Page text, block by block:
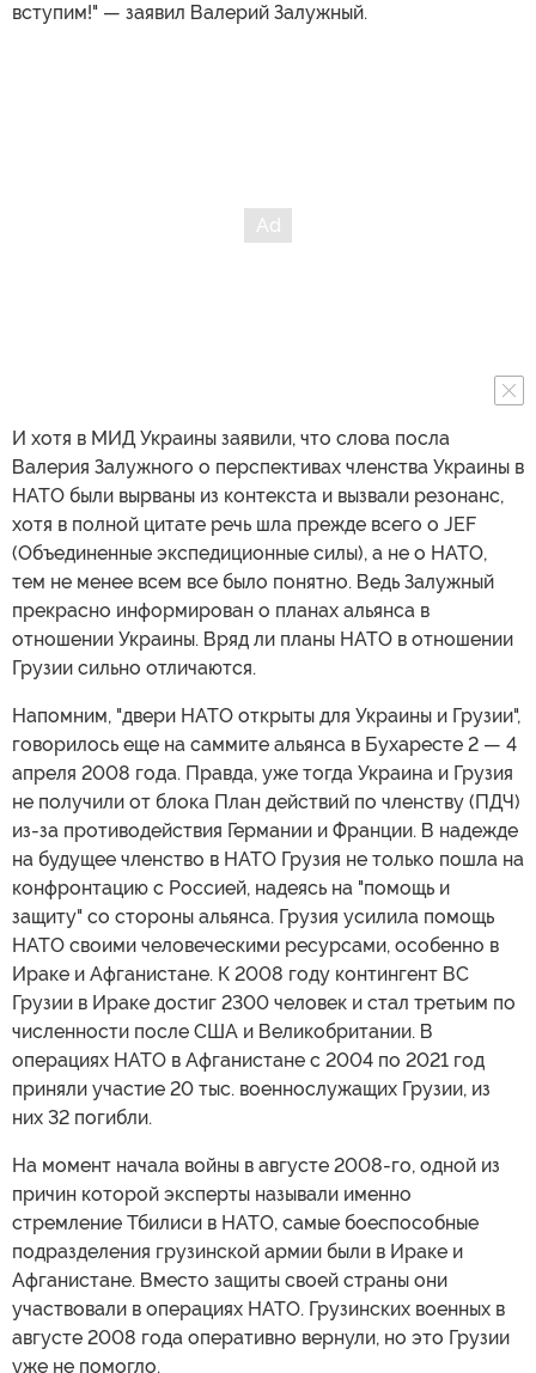
вступим!" — заявил Валерий Залужный.
И хотя в МИД Украины заявили, что слова посла
Валерия Залужного о перспективах членства Украины в
НАТО были вырваны из контекста и вызвали резонанс,
хотя в полной цитате речь шла прежде всего о JEF
(Объединенные экспедиционные силы), а не о НАТО,
тем не менее всем все было понятно. Ведь Залужный
прекрасно информирован о планах альянса в
отношении Украины. Вряд ли планы НАТО в отношении
Грузии сильно отличаются.
Напомним, "двери НАТО открыты для Украины и Грузии",
говорилось еще на саммите альянса в Бухаресте 2 — 4
апреля 2008 года. Правда, уже тогда Украина и Грузия
не получили от блока План действий по членству (ПДЧ)
из-за противодействия Германии и Франции. В надежде
на будущее членство в НАТО Грузия не только пошла на
конфронтацию с Россией, надеясь на "помощь и
защиту" со стороны альянса. Грузия усилила помощь
НАТО своими человеческими ресурсами, особенно в
Ираке и Афганистане. К 2008 году контингент ВС
Грузии в Ираке достиг 2300 человек и стал третьим по
численности после США и Великобритании. В
операциях НАТО в Афганистане с 2004 по 2021 год
приняли участие 20 тыс. военнослужащих Грузии, из
них 32 погибли.
На момент начала войны в августе 2008-го, одной из
причин которой эксперты называли именно
стремление Тбилиси в НАТО, самые боеспособные
подразделения грузинской армии были в Ираке и
Афганистане. Вместо защиты своей страны они
участвовали в операциях НАТО. Грузинских военных в
августе 2008 года оперативно вернули, но это Грузии
уже не помогло.